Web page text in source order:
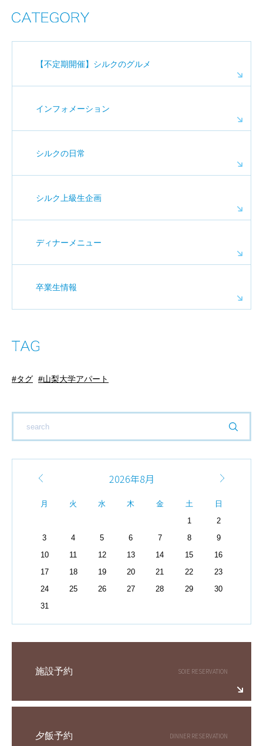
【不定期開催】シルクのグルメ
インフォメーション
シルクの日常
シルク上級生企画
ディナーメニュー
卒業生情報
タグ 山梨大学アパート
2026年8月
月 火 水 木 金 土
日
1
2
3
4 5 6 7 8
9
10
11 12 13 14 15
16
17
18 19 20 21 22
23
24
25 26 27 28 29
30
31
施設予約
夕飯予約